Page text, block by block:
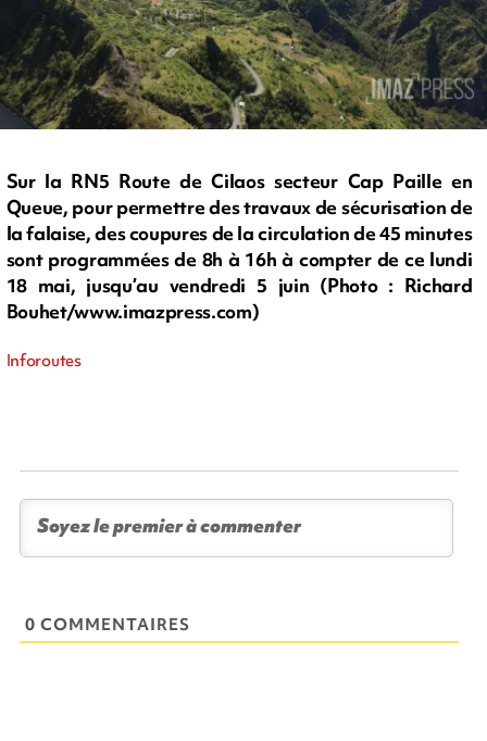
Sur la RN5 Route de Cilaos secteur Cap Paille en
Queue, pour permettre des travaux de sécurisation de
la falaise, des coupures de la circulation de 45 minutes
sont programmées de 8h à 16h à compter de ce lundi
18 mai, jusqu’au vendredi 5 juin (Photo : Richard
Bouhet/www.imazpress.com)
Inforoutes
0 COMMENTAIRES